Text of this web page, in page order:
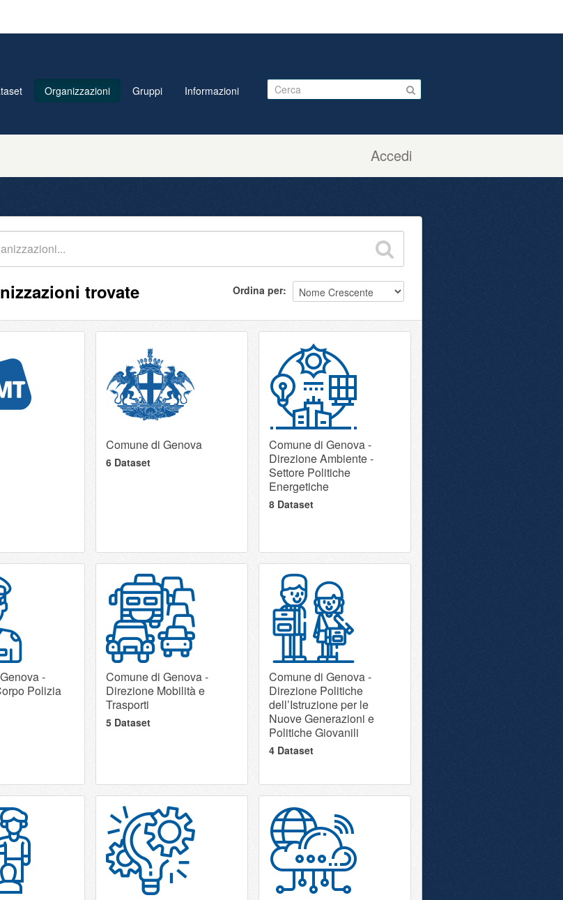
Accedi
Organizzazioni Gruppi Informazioni
Ordina per
trovate
Comune di Genova
6 Dataset
Comune di Genova -
Direzione Ambiente -
Settore Politiche
Energetiche
8 Dataset
-
Polizia
Comune di Genova -
Direzione Mobilità e
Trasporti
5 Dataset
Comune di Genova -
Direzione Politiche
dell’Istruzione per le
Nuove Generazioni e
Politiche Giovanili
4 Dataset